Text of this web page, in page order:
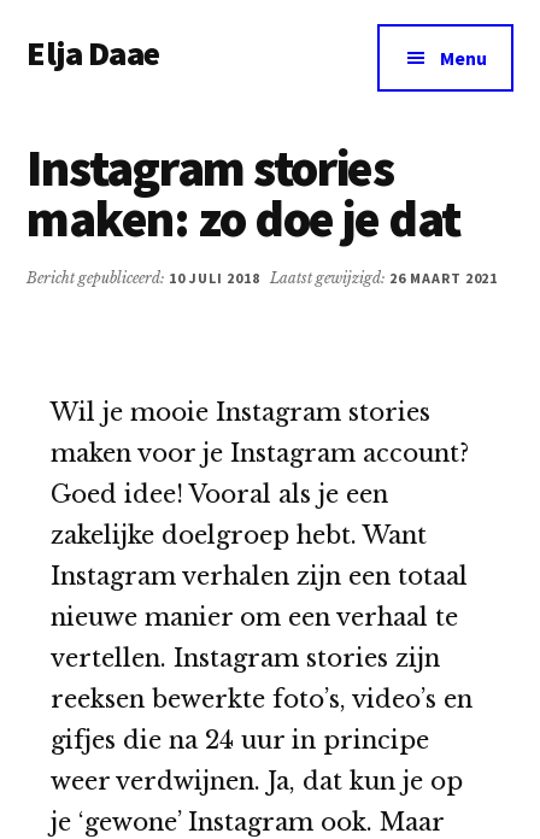
naar
naar
menu
Elja Daae
&
meer
Menu
Instagram stories
maken: zo doe je dat
Bericht gepubliceerd: 10 JULI 2018 Laatst gewijzigd: 26 MAART 2021
Wil je mooie Instagram stories
maken voor je Instagram account?
Goed idee! Vooral als je een
zakelijke doelgroep hebt. Want
Instagram verhalen zijn een totaal
nieuwe manier om een verhaal te
vertellen. Instagram stories zijn
reeksen bewerkte foto’s, video’s en
gifjes die na 24 uur in principe
weer verdwijnen. Ja, dat kun je op
je ‘gewone’ Instagram ook. Maar